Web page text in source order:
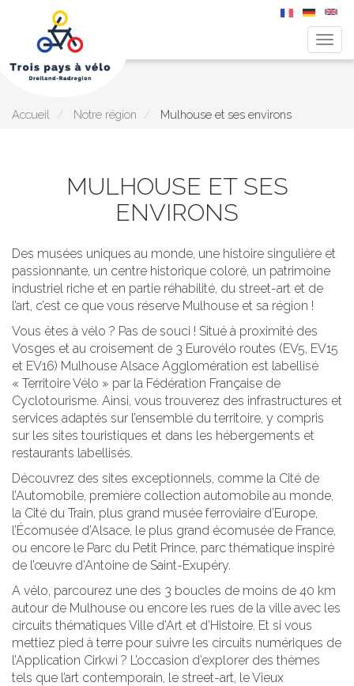
Aller
principal
Accueil Notre région Mulhouse et ses environs
MULHOUSE ET SES
ENVIRONS
Des musées uniques au monde, une histoire singulière et
passionnante, un centre historique coloré, un patrimoine
industriel riche et en partie réhabilité, du street-art et de
l’art, c’est ce que vous réserve Mulhouse et sa région !
Vous êtes à vélo ? Pas de souci ! Situé à proximité des
Vosges et au croisement de 3 Eurovélo routes (EV5, EV15
et EV16) Mulhouse Alsace Agglomération est labellisé
« Territoire Vélo » par la Fédération Française de
Cyclotourisme. Ainsi, vous trouverez des infrastructures et
services adaptés sur l’ensemble du territoire, y compris
sur les sites touristiques et dans les hébergements et
restaurants labellisés.
Découvrez des sites exceptionnels, comme la Cité de
l’Automobile, première collection automobile au monde,
la Cité du Train, plus grand musée ferroviaire d’Europe,
l’Écomusée d’Alsace, le plus grand écomusée de France,
ou encore le Parc du Petit Prince, parc thématique inspiré
de l’œuvre d’Antoine de Saint-Exupéry.
A vélo, parcourez une des 3 boucles de moins de 40 km
autour de Mulhouse ou encore les rues de la ville avec les
circuits thématiques Ville d’Art et d’Histoire. Et si vous
mettiez pied à terre pour suivre les circuits numériques de
l’Application Cirkwi ? L’occasion d’explorer des thèmes
tels que l’art contemporain, le street-art, le Vieux